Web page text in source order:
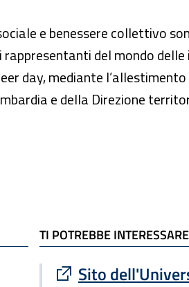
e benessere collettivo
del mondo
day, mediante
e della Direzione
TI POTREBBE INTERESSARE
Sito
Sito esterno :